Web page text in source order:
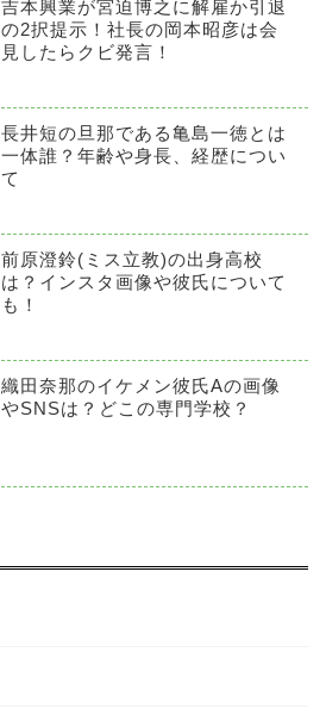
吉本興業が宮迫博之に解雇か引退
の2択提示！社長の岡本昭彦は会
見したらクビ発言！
長井短の旦那である亀島一徳とは
一体誰？年齢や身長、経歴につい
て
前原澄鈴(ミス立教)の出身高校
は？インスタ画像や彼氏について
も！
織田奈那のイケメン彼氏Aの画像
やSNSは？どこの専門学校？